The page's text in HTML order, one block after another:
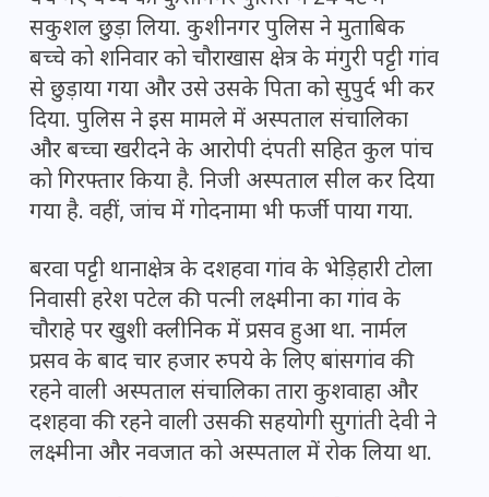
सकुशल छुड़ा लिया. कुशीनगर पुलिस ने मुताबिक
बच्चे को शनिवार को चौराखास क्षेत्र के मंगुरी पट्टी गांव
से छुड़ाया गया और उसे उसके पिता को सुपुर्द भी कर
दिया. पुलिस ने इस मामले में अस्पताल संचालिका
और बच्चा खरीदने के आरोपी दंपती सहित कुल पांच
को गिरफ्तार किया है. निजी अस्पताल सील कर दिया
गया है. वहीं, जांच में गोदनामा भी फर्जी पाया गया.
बरवा पट्टी थानाक्षेत्र के दशहवा गांव के भेड़िहारी टोला
निवासी हरेश पटेल की पत्नी लक्ष्मीना का गांव के
चौराहे पर खुशी क्लीनिक में प्रसव हुआ था. नार्मल
प्रसव के बाद चार हजार रुपये के लिए बांसगांव की
रहने वाली अस्पताल संचालिका तारा कुशवाहा और
दशहवा की रहने वाली उसकी सहयोगी सुगांती देवी ने
लक्ष्मीना और नवजात को अस्पताल में रोक लिया था.